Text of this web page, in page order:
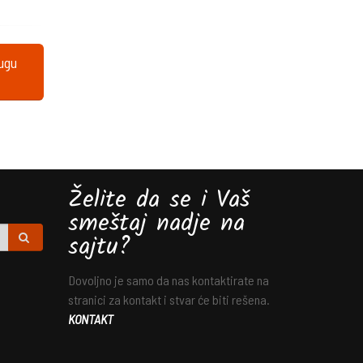
Želite da se i Vaš
smeštaj nadje na
sajtu?
Dovoljno je samo da nas kontaktirate na
stranici za kontakt i stvar će biti rešena.
KONTAKT